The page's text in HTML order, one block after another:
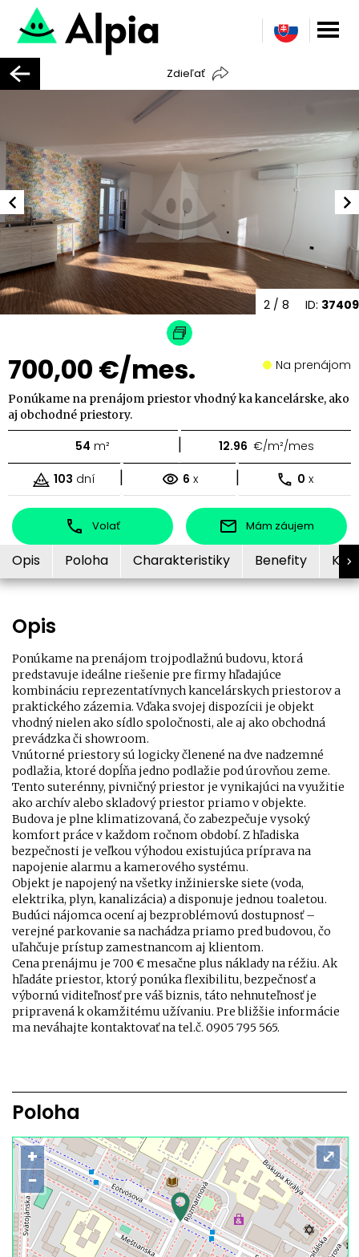
Zdieľať
ID: 37409
2 / 8
700,00 €/mes. Na prenájom
Ponúkame na prenájom priestor vhodný ka kancelárske, ako
aj obchodné priestory.
54 m² | 12.96 €/m²/mes
103 dní | 6 x | 0 x
Volať Mám záujem
Opis Poloha Charakteristiky Benefity
Opis
Ponúkame na prenájom trojpodlažnú budovu, ktorá
predstavuje ideálne riešenie pre firmy hľadajúce
kombináciu reprezentatívnych kancelárskych priestorov a
praktického zázemia. Vďaka svojej dispozícii je objekt
vhodný nielen ako sídlo spoločnosti, ale aj ako obchodná
prevádzka či showroom.
Vnútorné priestory sú logicky členené na dve nadzemné
podlažia, ktoré dopĺňa jedno podlažie pod úrovňou zeme.
Tento suterénny, pivničný priestor je vynikajúci na využitie
ako archív alebo skladový priestor priamo v objekte.
Budova je plne klimatizovaná, čo zabezpečuje vysoký
komfort práce v každom ročnom období. Z hľadiska
bezpečnosti je veľkou výhodou existujúca príprava na
napojenie alarmu a kamerového systému.
Objekt je napojený na všetky inžinierske siete (voda,
elektrika, plyn, kanalizácia) a disponuje jednou toaletou.
Budúci nájomca ocení aj bezproblémovú dostupnosť –
verejné parkovanie sa nachádza priamo pred budovou, čo
uľahčuje prístup zamestnancom aj klientom.
Cena prenájmu je 700 € mesačne plus náklady na réžiu. Ak
hľadáte priestor, ktorý ponúka flexibilitu, bezpečnosť a
výbornú viditeľnosť pre váš biznis, táto nehnuteľnosť je
pripravená k okamžitému užívaniu. Pre bližšie informácie
ma neváhajte kontaktovať na tel.č. 0905 795 565.
Poloha
+
−
⤢